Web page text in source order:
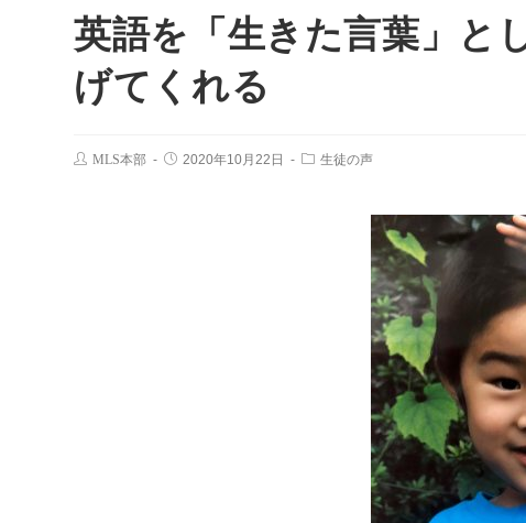
英語を「生きた言葉」と
げてくれる
MLS本部 2020年10月22日 生徒の声